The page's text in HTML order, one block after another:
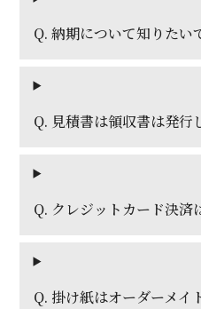
Q. 納期について知りたい
Q. 見積書は領収書は発行
Q. クレジットカード決済
Q. 掛け紙はオーダーメイ